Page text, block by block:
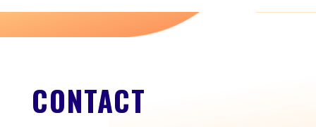
CONTACT